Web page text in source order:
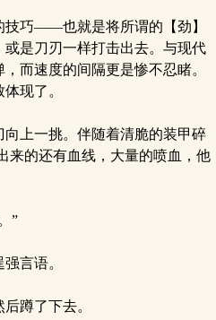
巧——也就是将所谓的【劲】
是刀刃一样打击出去。与现代
而速度的间隔更是惨不忍睹。
现了。
上一挑。伴随着清脆的装甲碎
来的还有血线，大量的喷血，他
”
言语。
蹲了下去。